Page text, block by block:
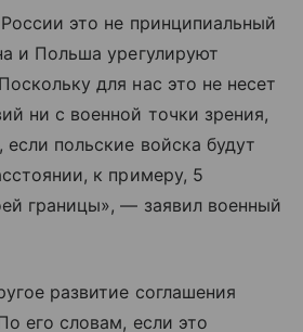
это не принципиальный
и Польша урегулируют
для нас это не несет
ни с военной точки зрения,
если польские войска будут
к примеру, 5
границы», — заявил военный
развитие соглашения
его словам, если это